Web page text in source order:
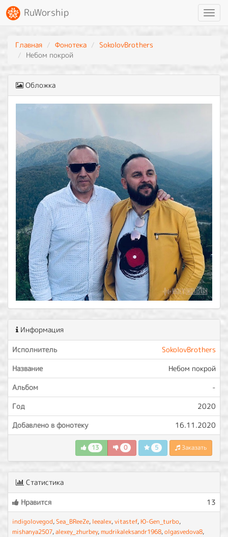
RuWorship
Главная Фонотека
SokolovBrothers
Небом покрой
Обложка
Информация
Исполнитель
SokolovBrothers
Название
Небом покрой
Альбом
-
Год
2020
Добавлено в фонотеку
16.11.2020
13 0 5 Заказать
Статистика
Нравится 13
indigolovegod,Sea_BReeZe, leealex,vitastef, Ю-Gen_turbo,
mishanya2507,alexey_zhurbey, mudrikaleksandr1968,olgasvedova8,